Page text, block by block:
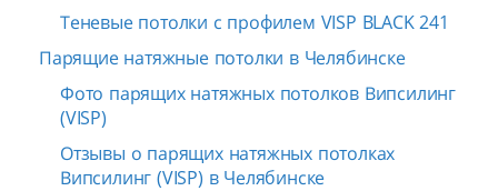
Теневые потолки с профилем VISP BLACK 241
Парящие натяжные потолки в Челябинске
Фото парящих натяжных потолков Випсилинг
(VISP)
Отзывы о парящих натяжных потолках
Випсилинг (VISP) в Челябинске